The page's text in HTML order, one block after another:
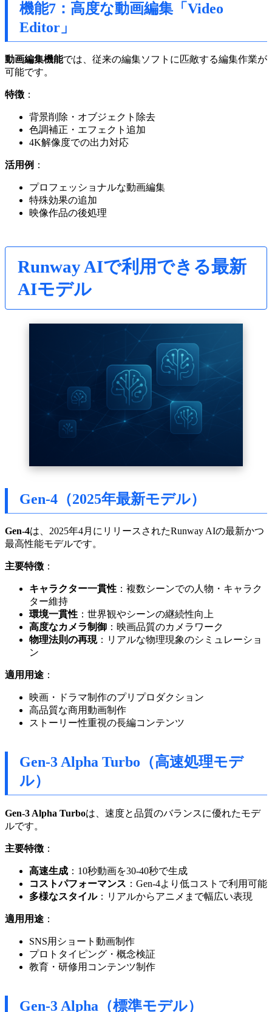
機能7：高度な動画編集「Video
Editor」
動画編集機能では、従来の編集ソフトに匹敵する編集作業が
可能です。
特徴 ：
背景削除・オブジェクト除去
色調補正・エフェクト追加
4K解像度での出力対応
活用例 ：
プロフェッショナルな動画編集
特殊効果の追加
映像作品の後処理
Runway AIで利用できる最新
AIモデル
Gen-4（2025年最新モデル）
Gen-4は、2025年4月にリリースされたRunway AIの最新かつ
最高性能モデルです。
主要特徴 ：
キャラクター一貫性 ：複数シーンでの人物・キャラク
ター維持
環境一貫性 ：世界観やシーンの継続性向上
高度なカメラ制御 ：映画品質のカメラワーク
物理法則の再現：リアルな物理現象のシミュレーショ
ン
適用用途 ：
映画・ドラマ制作のプリプロダクション
高品質な商用動画制作
ストーリー性重視の長編コンテンツ
Gen-3 Alpha Turbo（高速処理モデ
ル）
Gen-3 Alpha Turboは、速度と品質のバランスに優れたモデ
ルです。
主要特徴 ：
高速生成 ：10秒動画を30-40秒で生成
コストパフォーマンス ：Gen-4より低コストで利用可能
多様なスタイル：リアルからアニメまで幅広い表現
適用用途 ：
SNS用ショート動画制作
プロトタイピング・概念検証
教育・研修用コンテンツ制作
Gen-3 Alpha（標準モデル）